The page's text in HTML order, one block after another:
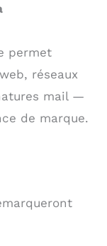
permet
réseaux
mail —
de marque.